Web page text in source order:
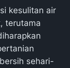
kesulitan air
terutama
sehari-